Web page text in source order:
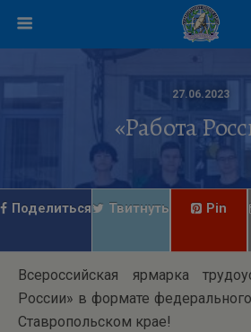
27.06.2023
«Работа
Поделиться Твитнуть Pin
Всероссийская ярмарка
России» в формате федерального
Ставропольском крае!